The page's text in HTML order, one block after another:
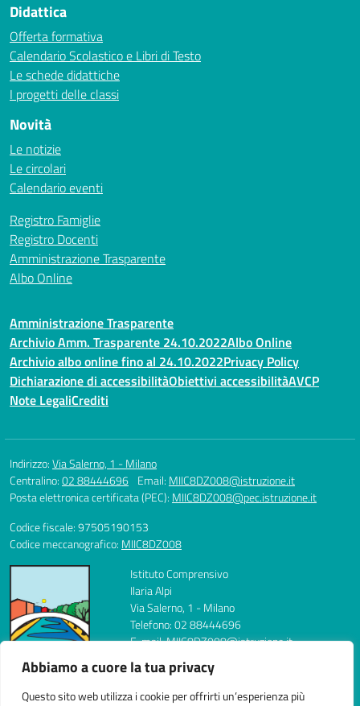
Abbiamo a cuore la tua privacy
Questo sito web utilizza i cookie per offrirti un’esperienza più
Didattica
Offerta formativa
Calendario Scolastico e Libri di Testo
Le schede didattiche
I progetti delle classi
Novità
Le notizie
Le circolari
Calendario eventi
Registro Famiglie
Registro Docenti
Amministrazione Trasparente
Albo Online
Amministrazione Trasparente
Archivio Amm. Trasparente 24.10.2022Albo Online
Archivio albo online fino al 24.10.2022Privacy Policy
Dichiarazione di accessibilitàObiettivi accessibilitàAVCP
Note LegaliCrediti
Indirizzo:Via Salerno, 1 - Milano
Centralino:02 88444696 Email: MIIC8DZ008@istruzione.it
Posta elettronica certificata (PEC): MIIC8DZ008@pec.istruzione.it
Codice fiscale: 97505190153
Codice meccanografico: MIIC8DZ008
Istituto Comprensivo
Ilaria Alpi
Via Salerno, 1 - Milano
Telefono: 02 88444696
E-mail: MIIC8DZ008@istruzione.it
PEC: MIIC8DZ008@pec.istruzione.it
Codice Meccanografico: MIIC8DZ008
Codice Fiscale: 97505190153